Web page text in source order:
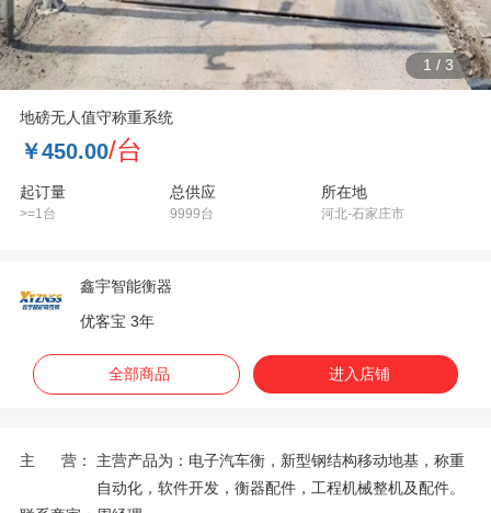
1 /3
地磅无人值守称重系统
￥450.00/台
起订量
>=1台
总供应
9999台
所在地
河北-石家庄市
鑫宇智能衡器
优客宝 3年
全部商品 进入店铺
主 营：
主营产品为：电子汽车衡，新型钢结构移动地基，称重
自动化，软件开发，衡器配件，工程机械整机及配件。